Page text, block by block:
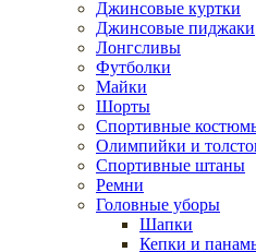
Джинсовые куртки
Джинсовые пиджаки
Лонгсливы
Футболки
Майки
Шорты
Спортивные
Олимпийки и
Спортивные штаны
Ремни
Головные уборы
Шапки
Кепки и